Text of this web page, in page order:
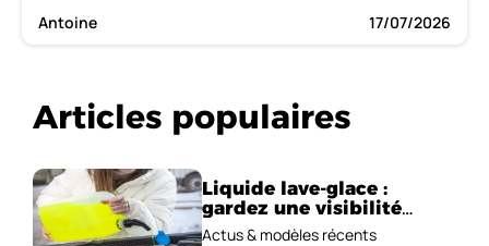
Antoine 17/07/2026
Articles populaires
Liquide lave-glace :
gardez une visibilité
parfaite en voiture
Actus & modèles récents